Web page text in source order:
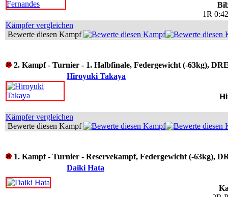
1R
Kämpfer vergleichen
Bewerte diesen Kampf
2. Kampf - Turnier - 1. Halbfinale, Federgewicht (-63kg),
Hiroyuki Takaya
Kämpfer vergleichen
Bewerte diesen Kampf
1. Kampf - Turnier - Reservekampf, Federgewicht (-63kg),
Daiki Hata